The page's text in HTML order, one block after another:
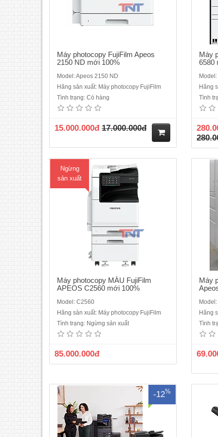
Máy photocopy FujiFilm Apeos
2150 ND mới 100%
Model: Apeos 2150 ND
Hãng sản xuất: Máy photocopy FujiFilm
Tình trạng: Có hàng
15.000.000đ 17.000.000đ
Máy
6580
Hãng
Tình
Ngừng
sản xuất
bằng mã C2561Loại máy: Máy
photocopy màuChức năng chuẩn: In,
Copy, Scan, DADF, DuplexTốc độ: tối đa
25 trang/phút (A4, trắng đen, màu)Khổ
giấy:A3,A4,A5,A6Bộ nhớ ram: 4GB + ổ
Máy photocopy MÀU FujiFilm
APEOS C2560 mới 100%
Model: C2560
Hãng sản xuất: Máy photocopy FujiFilm
Tình trạng: Ngừng sản xuất
85.000.000đ
Máy
Model:
Hãng
Tình
-12%
Máy photocopy màu Toshiba e-STUDIO
3525AC là thiết bị đa chức năng hiện đại,
đáp ứng nhu cầu in ấn, sao chép và quét
thông số kỹ thuật chính của máy:Chức
đáp